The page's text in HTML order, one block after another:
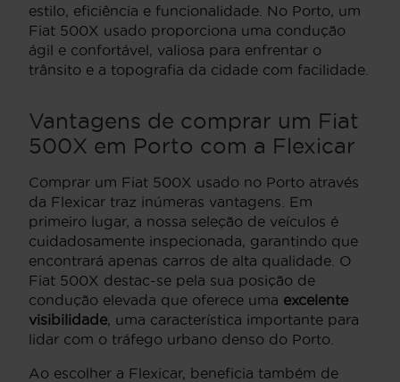
estilo, eficiência e funcionalidade. No Porto, um
Fiat 500X usado proporciona uma condução
ágil e confortável, valiosa para enfrentar o
trânsito e a topografia da cidade com facilidade.
Vantagens de comprar um Fiat
500X em Porto com a Flexicar
Comprar um Fiat 500X usado no Porto através
da Flexicar traz inúmeras vantagens. Em
primeiro lugar, a nossa seleção de veículos é
cuidadosamente inspecionada, garantindo que
encontrará apenas carros de alta qualidade. O
Fiat 500X destac-se pela sua posição de
condução elevada que oferece uma excelente
visibilidade, uma característica importante para
lidar com o tráfego urbano denso do Porto.
Ao escolher a Flexicar, beneficia também de